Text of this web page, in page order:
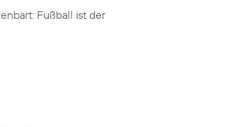
Fußball ist der